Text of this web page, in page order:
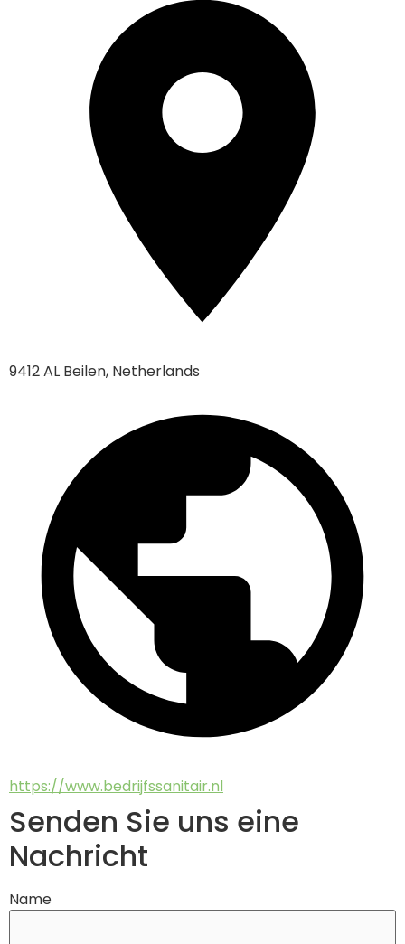
9412 AL Beilen, Netherlands
https://www.bedrijfssanitair.nl
Senden Sie uns eine
Nachricht
Name